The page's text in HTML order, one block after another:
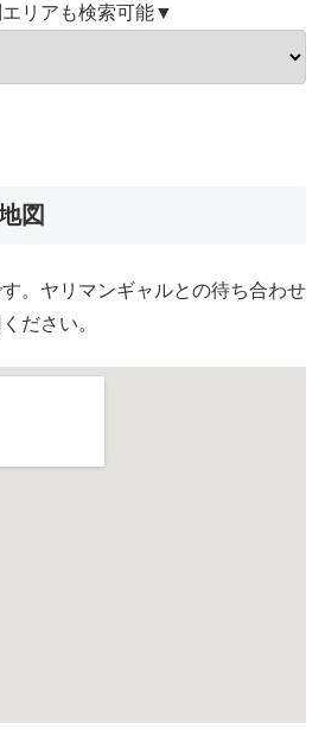
リアも検索可能▼
図
。ヤリマンギャルとの待ち合わせ
ださい。